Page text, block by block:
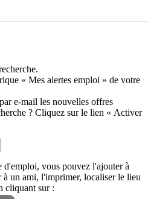
« Mes alertes emploi » de votre
e-mail les nouvelles offres
? Cliquez sur le lien « Activer
vous pouvez l'ajouter à
un ami, l'imprimer, localiser le lieu
cliquant sur :